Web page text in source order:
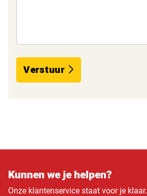
Verstuur
Kunnen we je helpen?
Onze klantenservice staat voor je klaar.